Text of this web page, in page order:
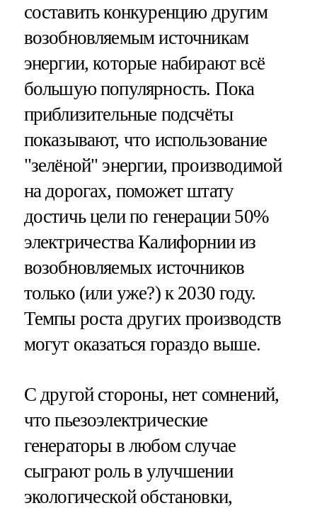
составить конкуренцию другим
возобновляемым источникам
энергии, которые набирают всё
большую популярность. Пока
приблизительные подсчёты
показывают, что использование
"зелёной" энергии, производимой
на дорогах, поможет штату
достичь цели по генерации 50%
электричества Калифорнии из
возобновляемых источников
только (или уже?) к 2030 году.
Темпы роста других производств
могут оказаться гораздо выше.
С другой стороны, нет сомнений,
что пьезоэлектрические
генераторы в любом случае
сыграют роль в улучшении
экологической обстановки,